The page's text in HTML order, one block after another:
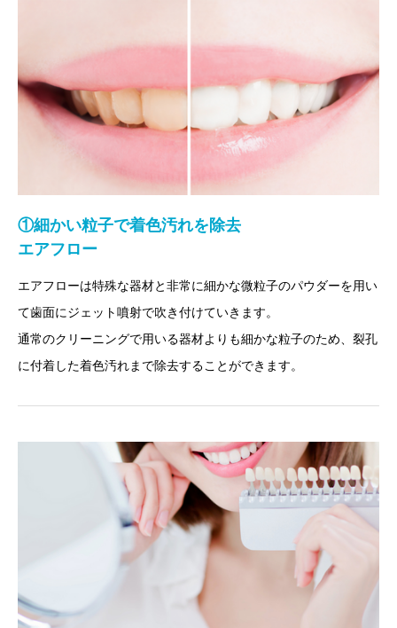
①細かい粒子で着色汚れを除去
エアフロー
エアフローは特殊な器材と非常に細かな微粒子のパウダーを用い
て歯面にジェット噴射で吹き付けていきます。
通常のクリーニングで用いる器材よりも細かな粒子のため、裂孔
に付着した着色汚れまで除去することができます。